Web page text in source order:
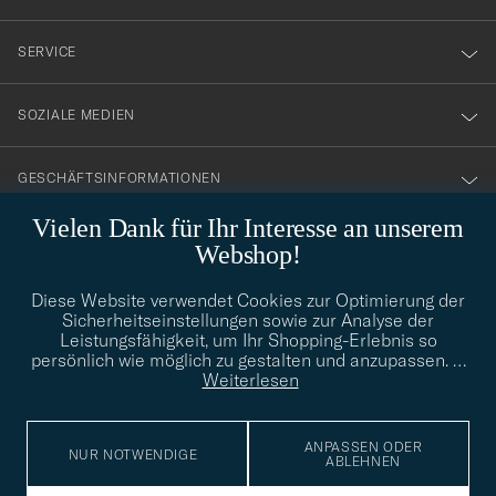
CHRISTIAN C
Alltid lika perfekt.
HARRY R GEKAUFT AM AUF CAREOFCARL.SE
Veldig fornøyd Bra sokker Holdt fint i vask!
BEATE A GEKAUFT AM AUF CAREOFCARL.NO
Vielen Dank für Ihr Interesse an unserem
Webshop!
Diese Website verwendet Cookies zur Optimierung der
Sicherheitseinstellungen sowie zur Analyse der
Leistungsfähigkeit, um Ihr Shopping-Erlebnis so
persönlich wie möglich zu gestalten und anzupassen. …
Weiterlesen
NUR NOTWENDIGE
ANPASSEN ODER
ABLEHNEN
vårt
nyhetsbrev!
SERVICE
SOZIALE MEDIEN
GESCHÄFTSINFORMATIONEN
info@careofcarl.de
Benötigen Sie Hilfe bei der Suche nach Ihrem persönlichen Stil?
Wenden Sie sich an uns, wir helfen Ihnen gerne weiter!
STILBERATUNG